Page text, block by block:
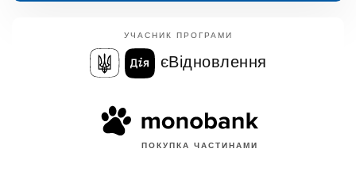
УЧАСНИК ПРОГРАМИ
єВідновлення
ПОКУПКА ЧАСТИНАМИ